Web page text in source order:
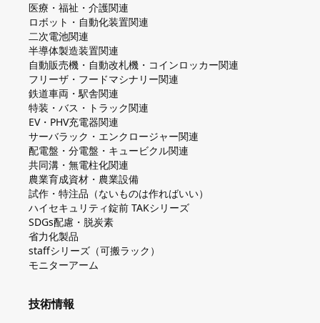
医療・福祉・介護関連
ロボット・自動化装置関連
二次電池関連
半導体製造装置関連
自動販売機・自動改札機・コインロッカー関連
フリーザ・フードマシナリー関連
鉄道車両・駅舎関連
特装・バス・トラック関連
EV・PHV充電器関連
サーバラック・エンクロージャー関連
配電盤・分電盤・キュービクル関連
共同溝・無電柱化関連
農業育成資材・農業設備
試作・特注品（ないものは作ればいい）
ハイセキュリティ錠前 TAKシリーズ
SDGs配慮・脱炭素
省力化製品
staffシリーズ（可搬ラック）
モニターアーム
技術情報